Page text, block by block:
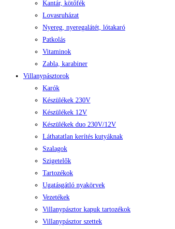
Kantár, kötőfék
Lovasruházat
Nyereg, nyeregalátét, lótakaró
Patkolás
Vitaminok
Zabla, karabiner
Villanypásztorok
Karók
Készülékek 230V
Készülékek 12V
Készülékek duo 230V/12V
Láthatatlan kerítés kutyáknak
Szalagok
Szigetelők
Tartozékok
Ugatásgátló nyakörvek
Vezetékek
Villanypásztor kapuk tartozékok
Villanypásztor szettek